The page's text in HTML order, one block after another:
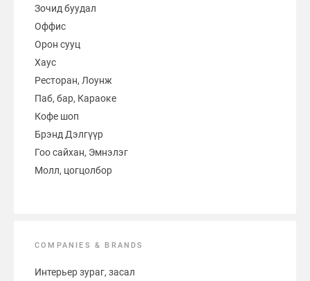
Зочид буудал
Оффис
Орон сууц
Хаус
Ресторан, Лоунж
Паб, бар, Караоке
Кофе шоп
Брэнд Дэлгүүр
Гоо сайхан, Эмнэлэг
Молл, цогцолбор
COMPANIES & BRANDS
Интерьер зураг, засал